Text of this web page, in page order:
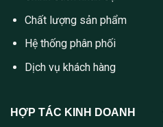
Chất lượng sản phẩm
Hệ thống phân phối
Dịch vụ khách hàng
HỢP TÁC KINH DOANH